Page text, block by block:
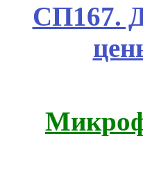
СП167.